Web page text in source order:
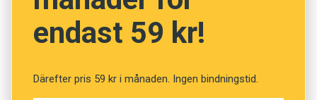
manipulationer.”
endast 59 kr!
Därefter pris 59 kr i månaden. Ingen bindningstid.